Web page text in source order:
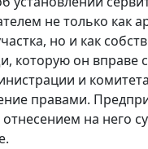
не только как
но и как
которую он вправе
и
правами.
отнесением на него